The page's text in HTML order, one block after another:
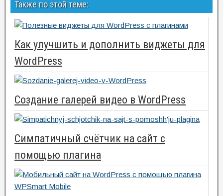
Также по этой теме:
Как улучшить и дополнить виджеты для
WordPress
Создание галерей видео в WordPress
Симпатичный счётчик на сайт с
помощью плагина